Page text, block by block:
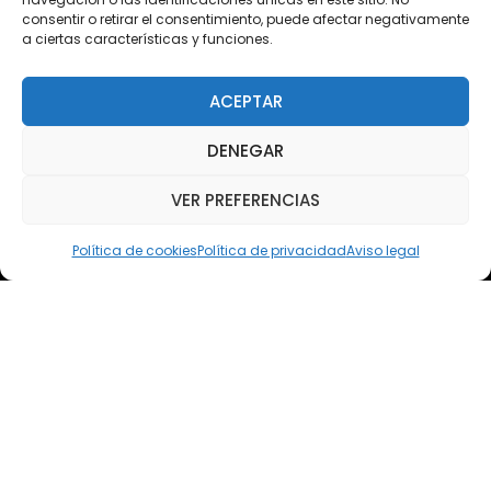
consentir o retirar el consentimiento, puede afectar negativamente
a ciertas características y funciones.
ACEPTAR
DENEGAR
VER PREFERENCIAS
Política de cookiesPolítica de privacidadAviso legal
Teléfono: (+34) 958 455 085
Teléfono: (+34) 618 370 813